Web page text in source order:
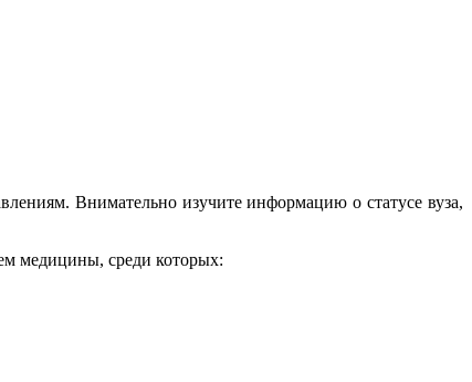
Внимательно изучите информацию о статусе вуза,
медицины, среди которых: